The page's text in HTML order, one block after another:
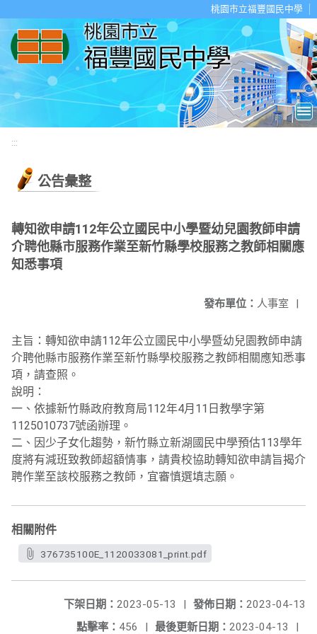
桃園市立福豐國民中學
:::
公告彙整
轉知欲申請112年公立國民中小學暨幼兒園教師申請
介聘他縣市服務作業至新竹縣學校服務之教師相關應
知悉事項
發布單位： 人事室 |
主旨：轉知欲申請112年公立國民中小學暨幼兒園教師申請
介聘他縣市服務作業至新竹縣學校服務之教師相關應知悉事
項，請查照。
說明：
一、依據新竹縣政府教育局112年4月11日教學字第
1125010737號函辦理。
二、因少子女化趨勢，新竹縣立新湖國民中學預估113學年
度將有減班致教師超額情事，請貴校協助轉知欲申請旨揭介
聘作業至該校服務之教師，宜審慎選填志願。
相關附件
376735100E_1120033081_print.pdf
發佈日期： 2023-04-13
下架日期： 2023-05-13
|
最後更新日期： 2023-04-13 |
點擊率： 456 |